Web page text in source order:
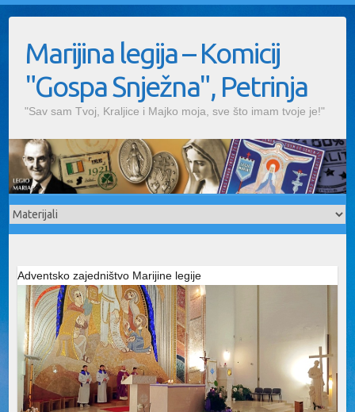
contentMarijina legija – Komicij
"Gospa Snježna", Petrinja
"Sav sam Tvoj, Kraljice i Majko moja, sve što imam tvoje je!"
Adventsko zajedništvo Marijine legije